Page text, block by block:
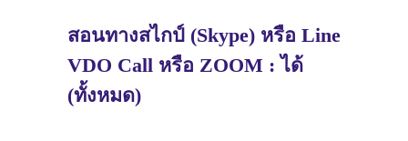
สอนทางสไกป์ (Skype) หรือ Line
VDO Call หรือ ZOOM : ได้
(ทั้งหมด)